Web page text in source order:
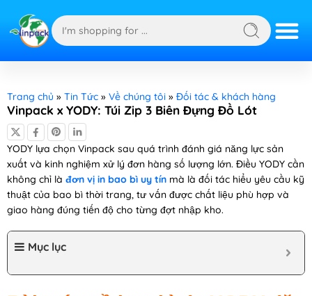
Trang chủ » Tin Tức » Về chúng tôi » Đối tác & khách hàng
Vinpack x YODY: Túi Zip 3 Biên Đựng Đồ Lót
YODY lựa chọn Vinpack sau quá trình đánh giá năng lực sản
xuất và kinh nghiệm xử lý đơn hàng số lượng lớn. Điều YODY cần
không chỉ là đơn vị in bao bì uy tín mà là đối tác hiểu yêu cầu kỹ
thuật của bao bì thời trang, tư vấn được chất liệu phù hợp và
giao hàng đúng tiến độ cho từng đợt nhập kho.
Mục lục